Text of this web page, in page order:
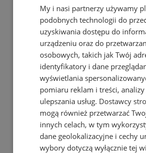
My i nasi partnerzy używamy
podobnych technologii do
uzyskiwania dostępu do
urządzeniu oraz do
osobowych, takich jak Twój
identyfikatory i dane
wyświetlania
pomiaru reklam i treści,
ulepszania usług. Dostawcy
mogą również przetwarzać
innych celach, w tym
dane geolokalizacyjne i cechy
wybory dotyczą wyłącznie tej